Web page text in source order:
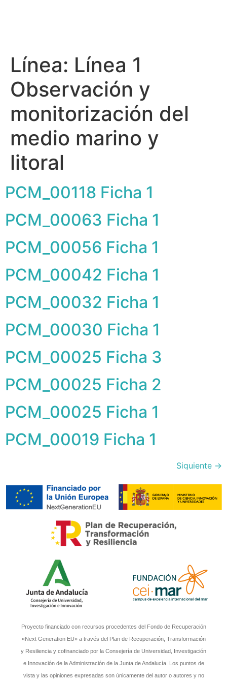
Línea: Línea 1
Observación y
monitorización del
medio marino y
litoral
PCM_00118 Ficha 1
PCM_00063 Ficha 1
PCM_00056 Ficha 1
PCM_00042 Ficha 1
PCM_00032 Ficha 1
PCM_00030 Ficha 1
PCM_00025 Ficha 3
PCM_00025 Ficha 2
PCM_00025 Ficha 1
PCM_00019 Ficha 1
Siguiente →
Proyecto financiado con recursos procedentes del Fondo de Recuperación
«Next Generation EU» a través del Plan de Recuperación, Transformación
y Resiliencia y cofinanciado por la Consejería de Universidad, Investigación
e Innovación de la Administración de la Junta de Andalucía. Los puntos de
vista y las opiniones expresadas son únicamente del autor o autores y no